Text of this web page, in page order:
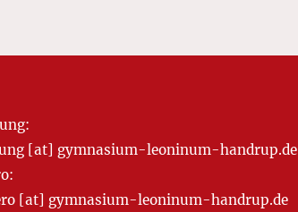
[at] gymnasium-leoninum-handrup.de
[at] gymnasium-leoninum-handrup.de